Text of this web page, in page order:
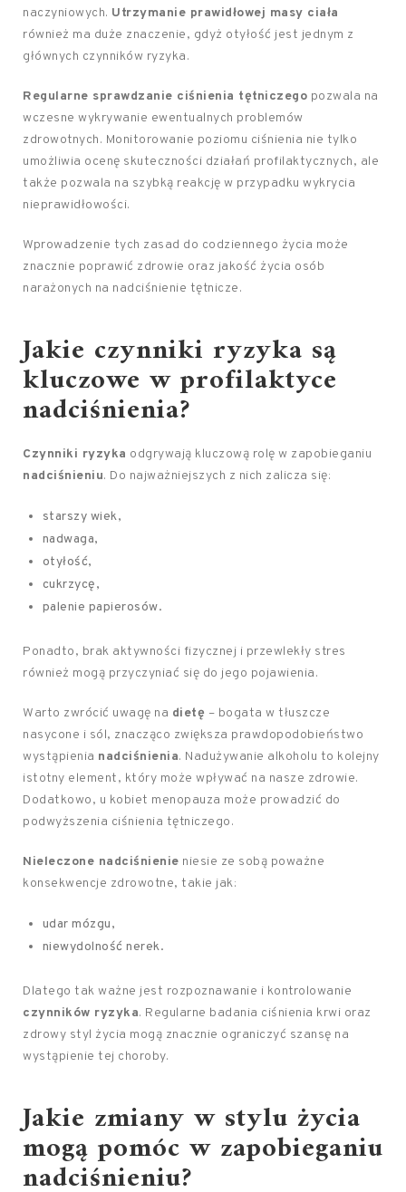
naczyniowych. Utrzymanie prawidłowej masy ciała
również ma duże znaczenie, gdyż otyłość jest jednym z
głównych czynników ryzyka.
Regularne sprawdzanie ciśnienia tętniczego pozwala na
wczesne wykrywanie ewentualnych problemów
zdrowotnych. Monitorowanie poziomu ciśnienia nie tylko
umożliwia ocenę skuteczności działań profilaktycznych, ale
także pozwala na szybką reakcję w przypadku wykrycia
nieprawidłowości.
Wprowadzenie tych zasad do codziennego życia może
znacznie poprawić zdrowie oraz jakość życia osób
narażonych na nadciśnienie tętnicze.
Jakie czynniki ryzyka są
kluczowe w profilaktyce
nadciśnienia?
Czynniki ryzyka odgrywają kluczową rolę w zapobieganiu
nadciśnieniu. Do najważniejszych z nich zalicza się:
starszy wiek,
nadwaga,
otyłość,
cukrzycę,
palenie papierosów.
Ponadto, brak aktywności fizycznej i przewlekły stres
również mogą przyczyniać się do jego pojawienia.
Warto zwrócić uwagę na dietę – bogata w tłuszcze
nasycone i sól, znacząco zwiększa prawdopodobieństwo
wystąpienia nadciśnienia. Nadużywanie alkoholu to kolejny
istotny element, który może wpływać na nasze zdrowie.
Dodatkowo, u kobiet menopauza może prowadzić do
podwyższenia ciśnienia tętniczego.
Nieleczone nadciśnienie niesie ze sobą poważne
konsekwencje zdrowotne, takie jak:
udar mózgu,
niewydolność nerek.
Dlatego tak ważne jest rozpoznawanie i kontrolowanie
czynników ryzyka. Regularne badania ciśnienia krwi oraz
zdrowy styl życia mogą znacznie ograniczyć szansę na
wystąpienie tej choroby.
Jakie zmiany w stylu życia
mogą pomóc w zapobieganiu
nadciśnieniu?